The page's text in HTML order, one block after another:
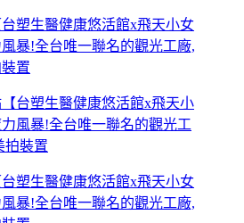
塑生醫健康悠活館x飛天小女
暴!全台唯一聯名的觀光工廠,
置
塑生醫健康悠活館x飛天小女
暴!全台唯一聯名的觀光工廠,